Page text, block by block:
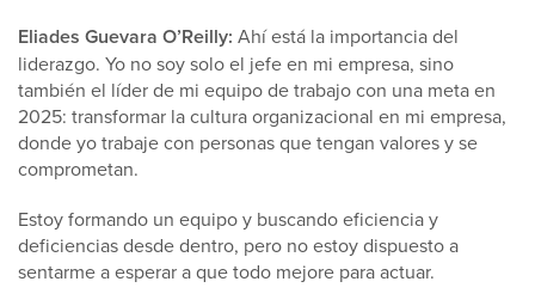
Eliades Guevara O’Reilly: Ahí está la importancia del
liderazgo. Yo no soy solo el jefe en mi empresa, sino
también el líder de mi equipo de trabajo con una meta en
2025: transformar la cultura organizacional en mi empresa,
donde yo trabaje con personas que tengan valores y se
comprometan.
Estoy formando un equipo y buscando eficiencia y
deficiencias desde dentro, pero no estoy dispuesto a
sentarme a esperar a que todo mejore para actuar.